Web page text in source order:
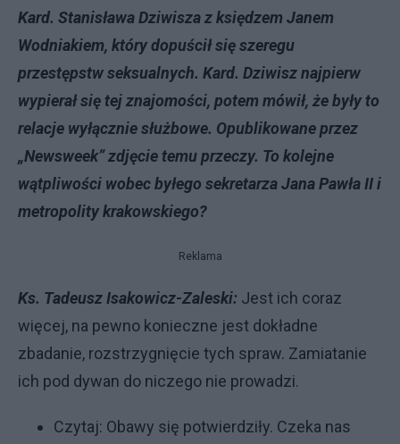
Kard. Stanisława Dziwisza z księdzem Janem
Wodniakiem, który dopuścił się szeregu
przestępstw seksualnych. Kard. Dziwisz najpierw
wypierał się tej znajomości, potem mówił, że były to
relacje wyłącznie służbowe. Opublikowane przez
„Newsweek” zdjęcie temu przeczy. To kolejne
wątpliwości wobec byłego sekretarza Jana Pawła II i
metropolity krakowskiego?
Reklama
Ks. Tadeusz Isakowicz-Zaleski: Jest ich coraz
więcej, na pewno konieczne jest dokładne
zbadanie, rozstrzygnięcie tych spraw. Zamiatanie
ich pod dywan do niczego nie prowadzi.
Czytaj: Obawy się potwierdziły. Czeka nas